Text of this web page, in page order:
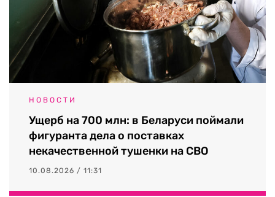
НОВОСТИ
Ущерб на 700 млн: в Беларуси поймали
фигуранта дела о поставках
некачественной тушенки на СВО
10.08.2026 / 11:31